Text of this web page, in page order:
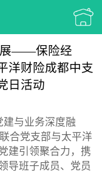
展——保险经
洋财险成都中支
日活动
与业务深度融
合党支部与太平洋
建引领聚合力，携
导班子成员、党员